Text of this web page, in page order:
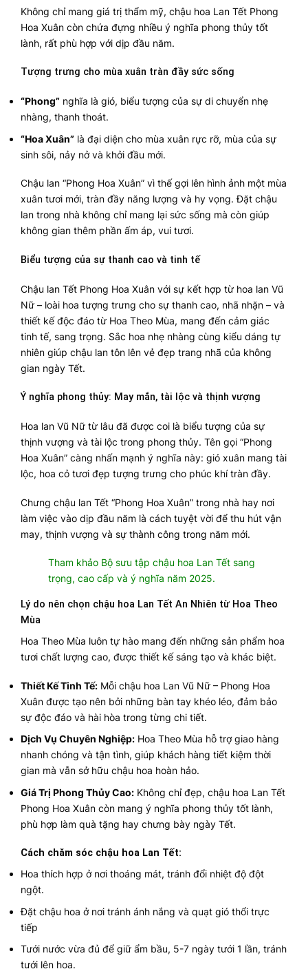
Không chỉ mang giá trị thẩm mỹ, chậu hoa Lan Tết Phong
Hoa Xuân còn chứa đựng nhiều ý nghĩa phong thủy tốt
lành, rất phù hợp với dịp đầu năm.
Tượng trưng cho mùa xuân tràn đầy sức sống
“Phong” nghĩa là gió, biểu tượng của sự di chuyển nhẹ
nhàng, thanh thoát.
“Hoa Xuân” là đại diện cho mùa xuân rực rỡ, mùa của sự
sinh sôi, nảy nở và khởi đầu mới.
Chậu lan “Phong Hoa Xuân” vì thế gợi lên hình ảnh một mùa
xuân tươi mới, tràn đầy năng lượng và hy vọng. Đặt chậu
lan trong nhà không chỉ mang lại sức sống mà còn giúp
không gian thêm phần ấm áp, vui tươi.
Biểu tượng của sự thanh cao và tinh tế
Chậu lan Tết Phong Hoa Xuân với sự kết hợp từ hoa lan Vũ
Nữ – loài hoa tượng trưng cho sự thanh cao, nhã nhặn – và
thiết kế độc đáo từ Hoa Theo Mùa, mang đến cảm giác
tinh tế, sang trọng. Sắc hoa nhẹ nhàng cùng kiểu dáng tự
nhiên giúp chậu lan tôn lên vẻ đẹp trang nhã của không
gian ngày Tết.
Ý nghĩa phong thủy: May mắn, tài lộc và thịnh vượng
Hoa lan Vũ Nữ từ lâu đã được coi là biểu tượng của sự
thịnh vượng và tài lộc trong phong thủy. Tên gọi “Phong
Hoa Xuân” càng nhấn mạnh ý nghĩa này: gió xuân mang tài
lộc, hoa cỏ tươi đẹp tượng trưng cho phúc khí tràn đầy.
Chưng chậu lan Tết “Phong Hoa Xuân” trong nhà hay nơi
làm việc vào dịp đầu năm là cách tuyệt vời để thu hút vận
may, thịnh vượng và sự thành công trong năm mới.
Tham khảo Bộ sưu tập chậu hoa Lan Tết sang
trọng, cao cấp và ý nghĩa năm 2025.
Lý do nên chọn chậu hoa Lan Tết An Nhiên từ Hoa Theo
Mùa
Hoa Theo Mùa luôn tự hào mang đến những sản phẩm hoa
tươi chất lượng cao, được thiết kế sáng tạo và khác biệt.
Thiết Kế Tinh Tế: Mỗi chậu hoa Lan Vũ Nữ – Phong Hoa
Xuân được tạo nên bởi những bàn tay khéo léo, đảm bảo
sự độc đáo và hài hòa trong từng chi tiết.
Dịch Vụ Chuyên Nghiệp: Hoa Theo Mùa hỗ trợ giao hàng
nhanh chóng và tận tình, giúp khách hàng tiết kiệm thời
gian mà vẫn sở hữu chậu hoa hoàn hảo.
Giá Trị Phong Thủy Cao: Không chỉ đẹp, chậu hoa Lan Tết
Phong Hoa Xuân còn mang ý nghĩa phong thủy tốt lành,
phù hợp làm quà tặng hay chưng bày ngày Tết.
Cách chăm sóc chậu hoa Lan Tết:
Hoa thích hợp ở nơi thoáng mát, tránh đổi nhiệt độ đột
ngột.
Đặt chậu hoa ở nơi tránh ánh nắng và quạt gió thổi trực
tiếp
Tưới nước vừa đủ để giữ ẩm bầu, 5-7 ngày tưới 1 lần, tránh
tưới lên hoa.